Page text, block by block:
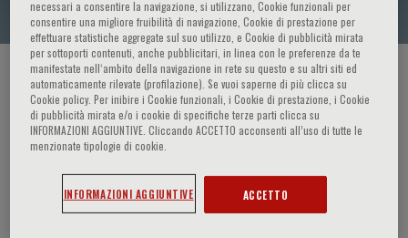
HOME PAGE / CURSOS Y EVENTOS / ORADOR
F. Marongiu
necessari a consentire la navigazione, si utilizzano, Cookie funzionali per
consentire una migliore fruibilità di navigazione, Cookie di prestazione per
effettuare statistiche aggregate sul suo utilizzo, e Cookie di pubblicità mirata
per sottoporti contenuti, anche pubblicitari, in linea con le preferenze da te
manifestate nell‘ambito della navigazione in rete su questo e su altri siti ed
automaticamente rilevate (profilazione). Se vuoi saperne di più clicca su
Cookie policy. Per inibire i Cookie funzionali, i Cookie di prestazione, i Cookie
di pubblicità mirata e/o i cookie di specifiche terze parti clicca su
INFORMAZIONI AGGIUNTIVE. Cliccando ACCETTO acconsenti all’uso di tutte le
menzionate tipologie di cookie.
INFORMAZIONI AGGIUNTIVE ACCETTO